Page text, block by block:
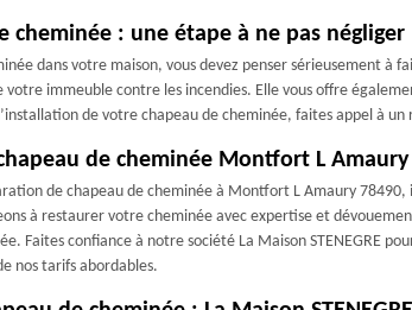
cheminée : une étape à ne pas négliger
dans votre maison, vous devez penser
immeuble contre les incendies. Elle vous offre
de votre chapeau de cheminée, faites appel à un
de cheminée Montfort L Amaury
de chapeau de cheminée à Montfort L Amaury 78490,
à restaurer votre cheminée avec expertise et
Faites confiance à notre société La Maison STENEGRE
nos tarifs abordables.